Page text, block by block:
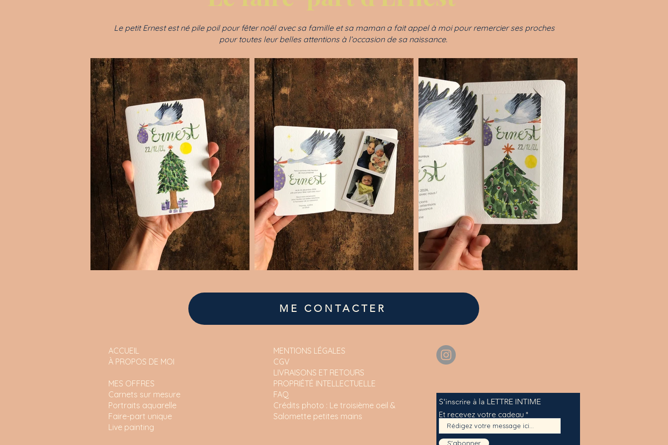
Le petit Ernest est né pile poil pour fêter noël avec sa famille et sa maman a fait appel à moi pour remercier ses proches
pour toutes leur belles attentions à l’occasion de sa naissance.
ME CONTACTER
ACCUEIL
À PROPOS DE MOI
MES OFFRES
Carnets sur mesure
Portraits aquarelle
Faire-part unique
Live painting
MENTIONS LÉGALES
CGV
LIVRAISONS ET RETOURS
PROPRIÉTÉ INTELLECTUELLE
FAQ
Crédits photo : Le troisième oeil &
Salomette petites mains
S'inscrire à la LETTRE INTIME
Et recevez votre cadeau
S'abonner